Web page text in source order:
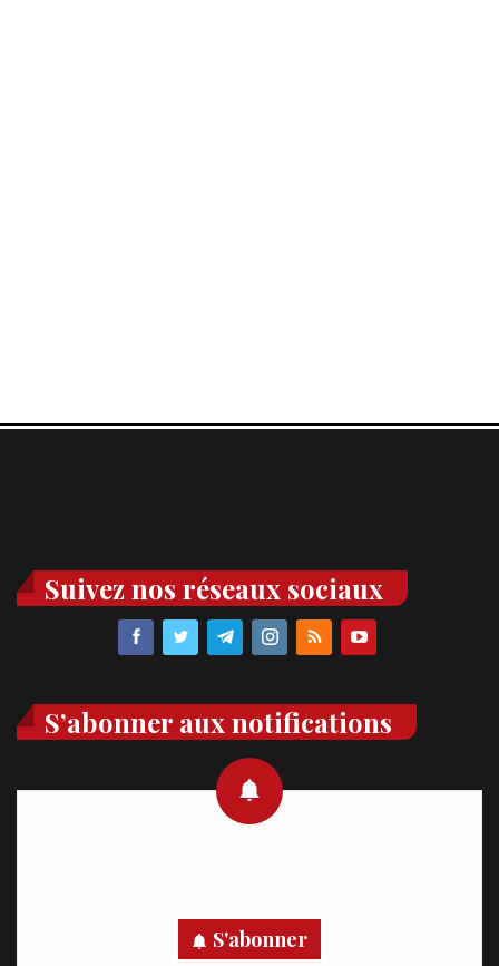
Suivez nos réseaux sociaux
S’abonner aux notifications
S'abonner